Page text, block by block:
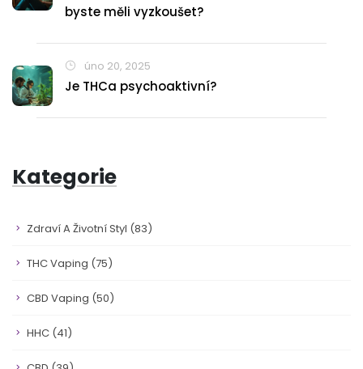
byste měli vyzkoušet?
úno 20, 2025
Je THCa psychoaktivní?
Kategorie
Zdraví A Životní Styl (83)
THC Vaping (75)
CBD Vaping (50)
HHC (41)